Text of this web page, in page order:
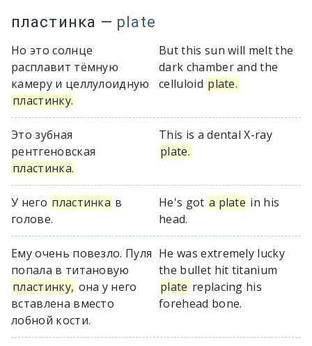
пластинка — plate
Но это солнце
расплавит тёмную
камеру и целлулоидную
пластинку.
But this sun will melt the
dark chamber and the
celluloid plate.
Это зубная
рентгеновская
пластинка.
This is a dental X-ray
plate.
У него пластинка в
голове.
He's got a plate in his
head.
Ему очень повезло. Пуля
попала в титановую
пластинку, она у него
вставлена вместо
лобной кости.
He was extremely lucky
the bullet hit titanium
plate replacing his
forehead bone.